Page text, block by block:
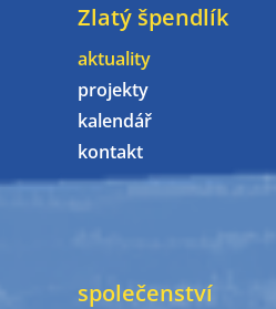
Zlatý špendlík
aktuality
projekty
kalendář
kontakt
společenství